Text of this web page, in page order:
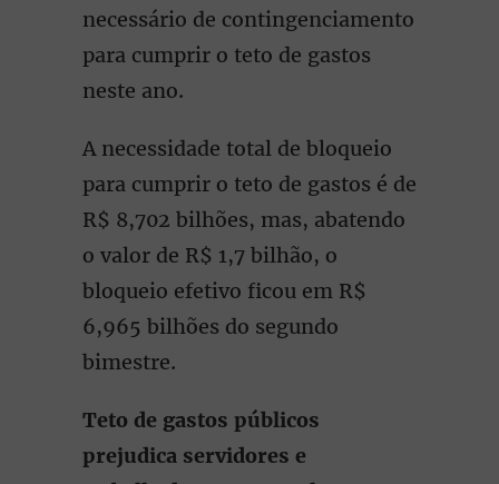
necessário de contingenciamento
para cumprir o teto de gastos
neste ano.
A necessidade total de bloqueio
para cumprir o teto de gastos é de
R$ 8,702 bilhões, mas, abatendo
o valor de R$ 1,7 bilhão, o
bloqueio efetivo ficou em R$
6,965 bilhões do segundo
bimestre.
Teto de gastos públicos
prejudica servidores e